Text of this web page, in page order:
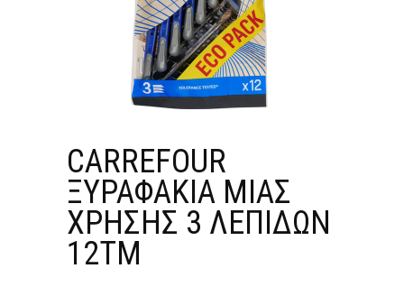
CARREFOUR
ΞΥΡΑΦΑΚΙΑ ΜΙΑΣ
ΧΡΗΣΗΣ 3 ΛΕΠΙΔΩΝ
12ΤΜ